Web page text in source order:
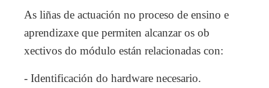
As liñas de actuación no proceso de ensino e
aprendizaxe que permiten alcanzar os ob
xectivos do módulo están relacionadas con:
- Identificación do hardware necesario.